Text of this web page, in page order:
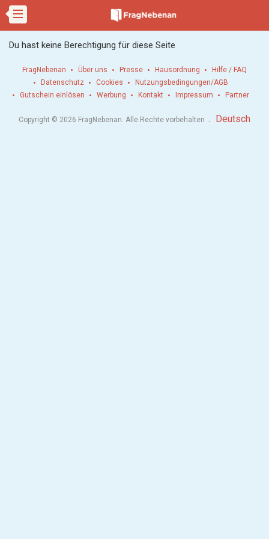
Du hast keine Berechtigung für diese Seite
FragNebenan Über uns Presse Hausordnung
Hilfe / FAQ
Datenschutz
Cookies
Nutzungsbedingungen/AGB
Gutschein einlösen
Werbung Kontakt Impressum Partner
Copyright © 2026 FragNebenan. Alle Rechte vorbehalten . Deutsch